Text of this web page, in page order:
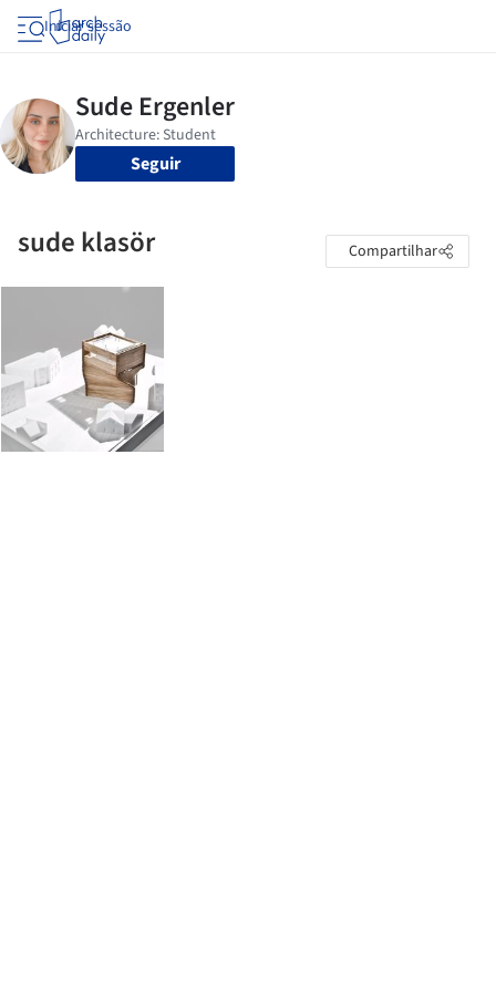
Iniciar sessão
Seguir
sude klasör Compartilhar